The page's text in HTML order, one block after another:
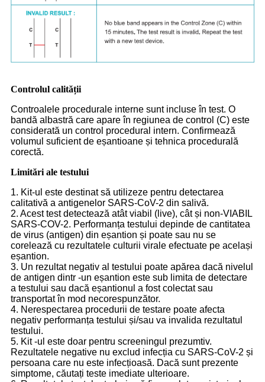
Controlul calității
Controalele procedurale interne sunt incluse în test. O
bandă albastră care apare în regiunea de control (C) este
considerată un control procedural intern. Confirmează
volumul suficient de eșantioane și tehnica procedurală
corectă.
Limitări ale testului
1. Kit-ul este destinat să utilizeze pentru detectarea
calitativă a antigenelor SARS-CoV-2 din salivă.
2. Acest test detectează atât viabil (live), cât și non-VIABIL
SARS-COV-2. Performanța testului depinde de cantitatea
de virus (antigen) din eșantion și poate sau nu se
corelează cu rezultatele culturii virale efectuate pe același
eșantion.
3. Un rezultat negativ al testului poate apărea dacă nivelul
de antigen dintr -un eșantion este sub limita de detectare
a testului sau dacă eșantionul a fost colectat sau
transportat în mod necorespunzător.
4. Nerespectarea procedurii de testare poate afecta
negativ performanța testului și/sau va invalida rezultatul
testului.
5. Kit -ul este doar pentru screeningul prezumtiv.
Rezultatele negative nu exclud infecția cu SARS-CoV-2 și
persoana care nu este infecțioasă. Dacă sunt prezente
simptome, căutați teste imediate ulterioare.